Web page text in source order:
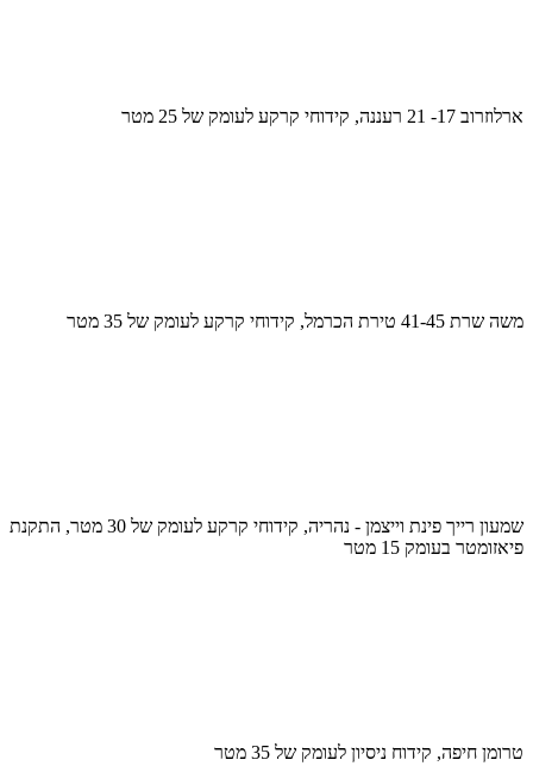
ארלוזרוב 17- 21 רעננה, קידוחי קרקע לעומק של 25 מטר
משה שרת 41-45 טירת הכרמל, קידוחי קרקע לעומק של 35 מטר
שמעון רייך פינת וייצמן - נהריה, קידוחי קרקע לעומק של 30 מטר, התקנת
פיאזומטר בעומק 15 מטר
טרומן חיפה, קידוח ניסיון לעומק של 35 מטר